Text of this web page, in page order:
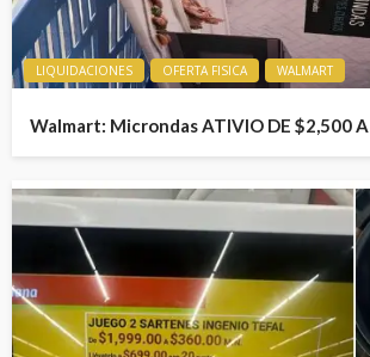
LIQUIDACIONES OFERTA FISICA WALMART
Walmart: Microndas ATIVIO DE $2,500